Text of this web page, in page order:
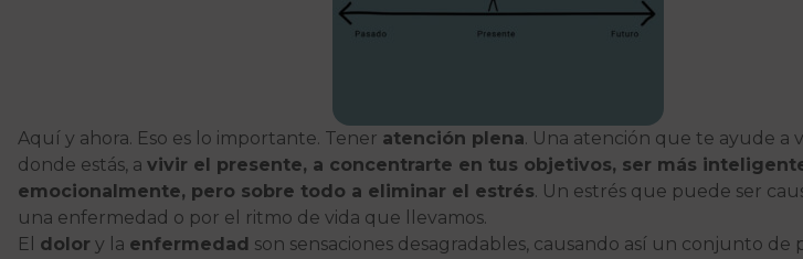
Aquí y ahora. Eso es lo importante. Tener atención plena. Una atención que te ayude a
donde estás, a vivir el presente, a concentrarte en tus objetivos, ser más
emocionalmente, pero sobre todo a eliminar el estrés. Un estrés que puede ser
una enfermedad o por el ritmo de vida que llevamos.
El dolor y la enfermedad son sensaciones desagradables, causando así un conjunto de